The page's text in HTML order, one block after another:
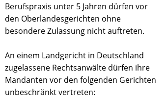
Berufspraxis unter 5 Jahren dürfen vor
den Oberlandesgerichten ohne
besondere Zulassung nicht auftreten.
An einem Landgericht in Deutschland
zugelassene Rechtsanwälte dürfen ihre
Mandanten vor den folgenden Gerichten
unbeschränkt vertreten: